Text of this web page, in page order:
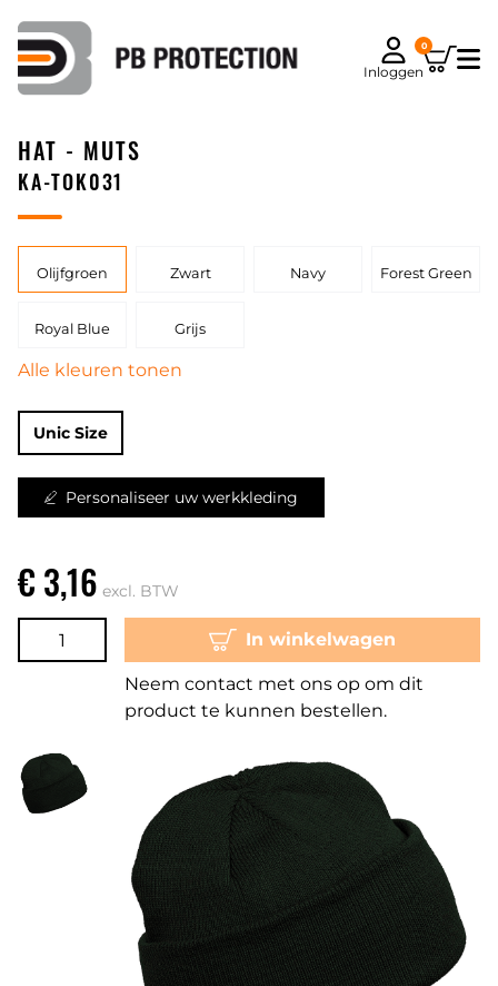
Inloggen
0
HAT - MUTS
KA-TOK031
Olijfgroen Zwart Navy Forest Green
Royal Blue Grijs
Alle kleuren tonen
Unic Size
Personaliseer uw werkkleding
€ 3,16 excl. BTW
In winkelwagen
Neem contact met ons op om dit
product te kunnen bestellen.